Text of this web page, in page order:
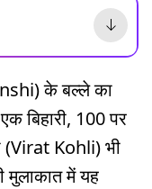
के बल्ले का
बिहारी, 100 पर
(Virat Kohli) भी
मुलाकात में यह